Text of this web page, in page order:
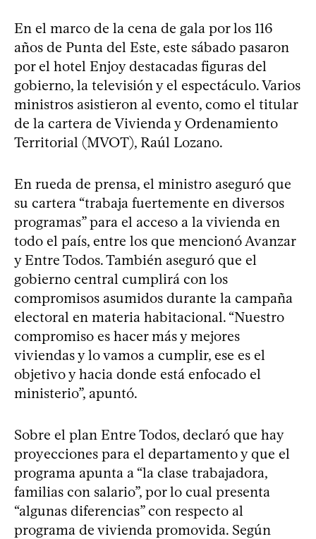
En el marco de la cena de gala por los 116
años de Punta del Este, este sábado pasaron
por el hotel Enjoy destacadas figuras del
gobierno, la televisión y el espectáculo. Varios
ministros asistieron al evento, como el titular
de la cartera de Vivienda y Ordenamiento
Territorial (MVOT), Raúl Lozano.
En rueda de prensa, el ministro aseguró que
su cartera “trabaja fuertemente en diversos
programas” para el acceso a la vivienda en
todo el país, entre los que mencionó Avanzar
y Entre Todos. También aseguró que el
gobierno central cumplirá con los
compromisos asumidos durante la campaña
electoral en materia habitacional. “Nuestro
compromiso es hacer más y mejores
viviendas y lo vamos a cumplir, ese es el
objetivo y hacia donde está enfocado el
ministerio”, apuntó.
Sobre el plan Entre Todos, declaró que hay
proyecciones para el departamento y que el
programa apunta a “la clase trabajadora,
familias con salario”, por lo cual presenta
“algunas diferencias” con respecto al
programa de vivienda promovida. Según